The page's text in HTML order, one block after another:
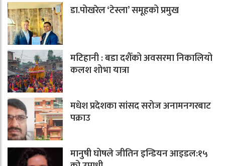
डा.पोखरेल ‘टेस्ला’ समूहको प्रमुख
मटिहानी : बडा दशैँको अवसरमा निकालियो
कलश शोभा यात्रा
मधेश प्रदेशका सांसद सरोज अनामनगरबाट
पक्राउ
मानुषी घोषले जीतिन इन्डियन आइडल:१५